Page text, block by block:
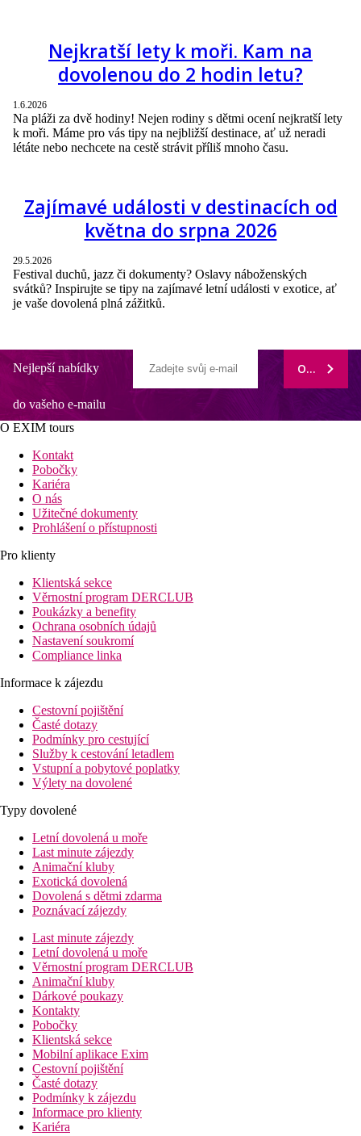
Nejkratší lety k moři. Kam na
dovolenou do 2 hodin letu?
1.6.2026
Na pláži za dvě hodiny! Nejen rodiny s dětmi ocení nejkratší lety
k moři. Máme pro vás tipy na nejbližší destinace, ať už neradi
létáte nebo nechcete na cestě strávit příliš mnoho času.
Zajímavé události v destinacích od
května do srpna 2026
29.5.2026
Festival duchů, jazz či dokumenty? Oslavy náboženských
svátků? Inspirujte se tipy na zajímavé letní události v exotice, ať
je vaše dovolená plná zážitků.
Nejlepší nabídky
do vašeho e-mailu
ODEBÍRAT
O EXIM tours
Kontakt
Pobočky
Kariéra
O nás
Užitečné dokumenty
Prohlášení o přístupnosti
Pro klienty
Klientská sekce
Věrnostní program DERCLUB
Poukázky a benefity
Ochrana osobních údajů
Nastavení soukromí
Compliance linka
Informace k zájezdu
Cestovní pojištění
Časté dotazy
Podmínky pro cestující
Služby k cestování letadlem
Vstupní a pobytové poplatky
Výlety na dovolené
Typy dovolené
Letní dovolená u moře
Last minute zájezdy
Animační kluby
Exotická dovolená
Dovolená s dětmi zdarma
Poznávací zájezdy
Last minute zájezdy
Letní dovolená u moře
Věrnostní program DERCLUB
Animační kluby
Dárkové poukazy
Kontakty
Pobočky
Klientská sekce
Mobilní aplikace Exim
Cestovní pojištění
Časté dotazy
Podmínky k zájezdu
Informace pro klienty
Kariéra